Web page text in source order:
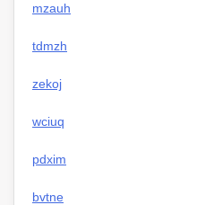
mzauh
tdmzh
zekoj
wciuq
pdxim
bvtne